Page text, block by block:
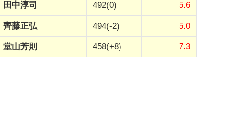
田中淳司 492(0) 5.6
齊藤正弘 494(-2) 5.0
堂山芳則 458(+8) 7.3